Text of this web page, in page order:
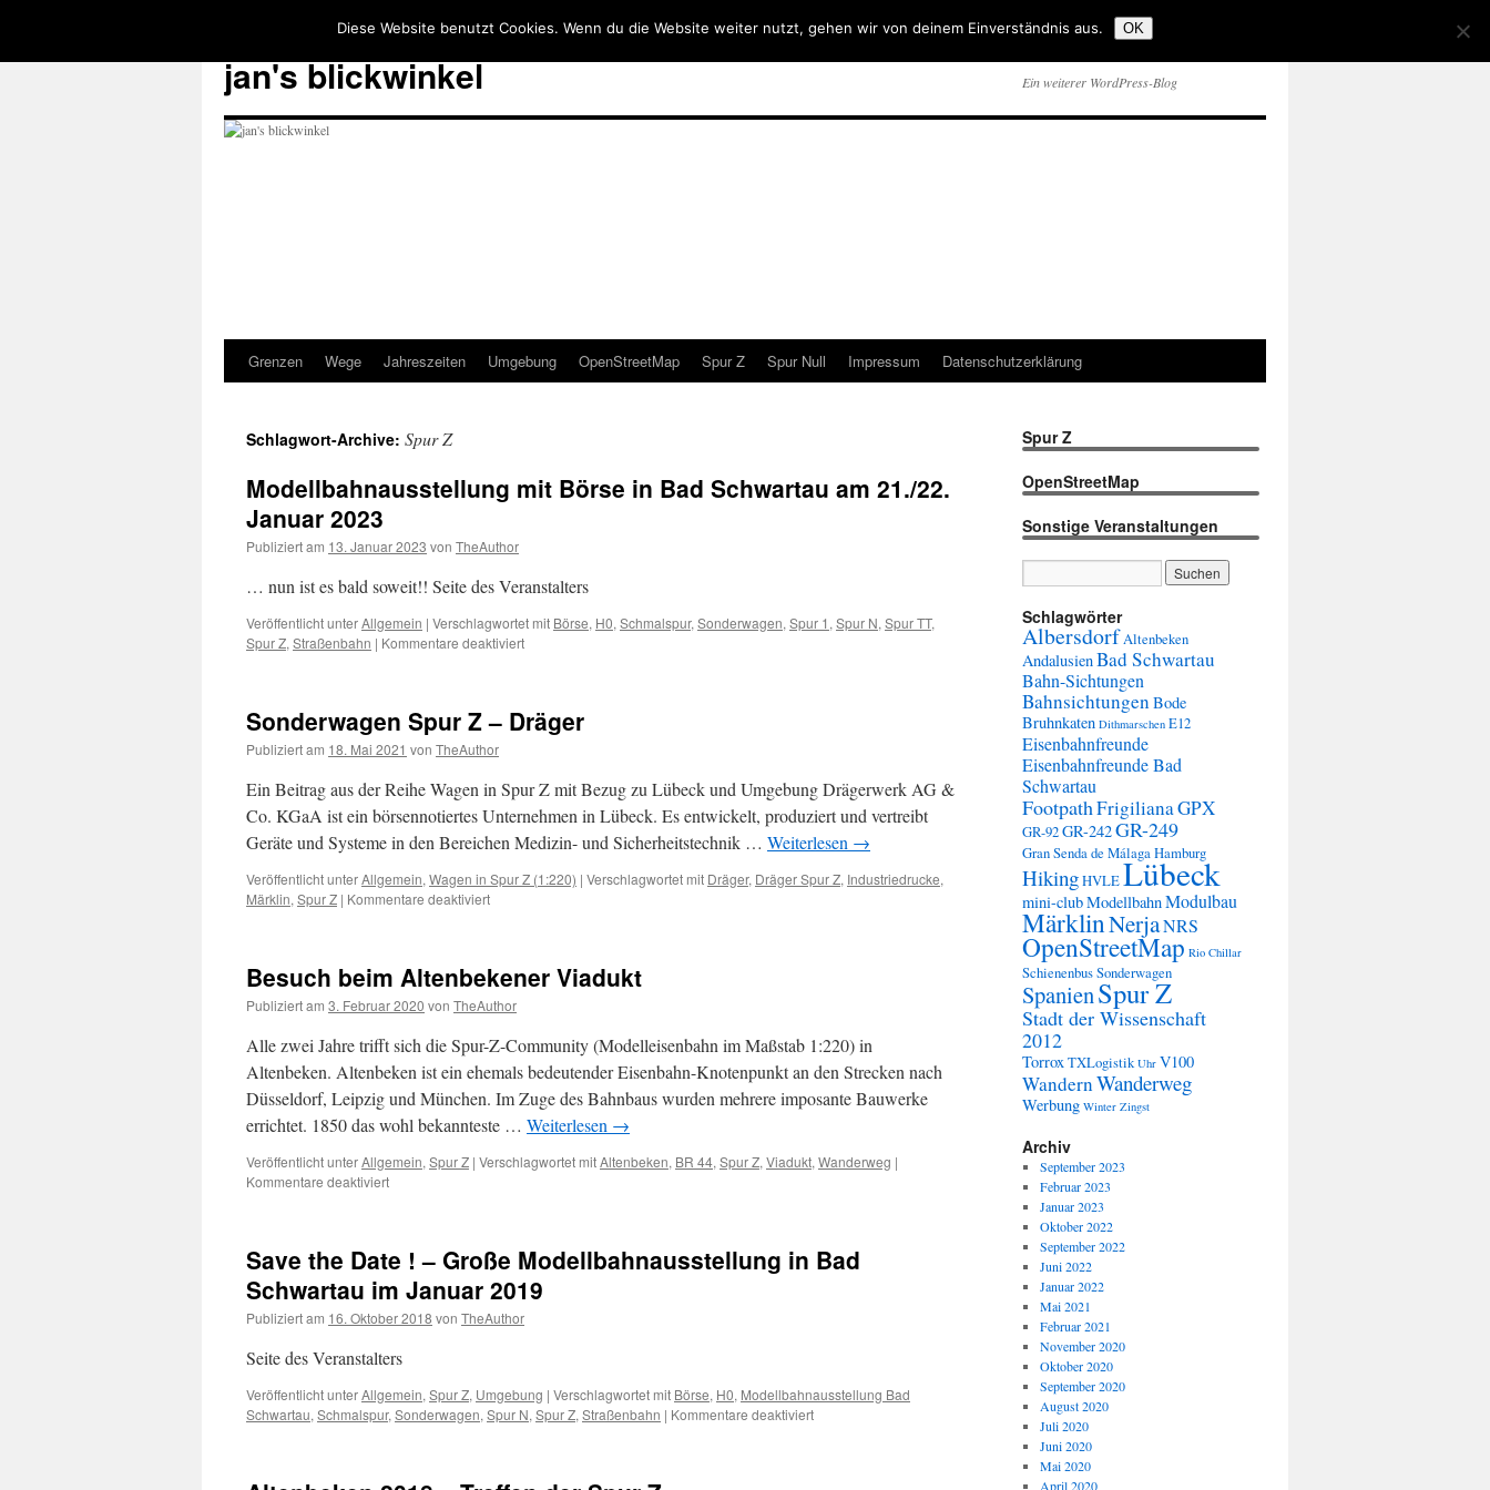
jan's blickwinkel Ein weiterer WordPress-Blog
Zum
springen
Grenzen Wege Jahreszeiten Umgebung OpenStreetMap Spur Z Spur Null Impressum Datenschutzerklärung
Schlagwort-Archive: Spur Z
Modellbahnausstellung mit Börse in Bad Schwartau am 21./22.
Januar 2023
Publiziert am 13. Januar 2023 von TheAuthor
… nun ist es bald soweit!! Seite des Veranstalters
Veröffentlicht unterAllgemein | Verschlagwortet mit Börse, H0, Schmalspur, Sonderwagen, Spur 1 , Spur N, Spur TT,
Spur Z, Straßenbahn | Kommentare deaktiviertfür
in
am
21./22.
Januar
2023
Sonderwagen Spur Z – Dräger
Publiziert am 18. Mai 2021 von TheAuthor
Ein Beitrag aus der Reihe Wagen in Spur Z mit Bezug zu Lübeck und Umgebung Drägerwerk AG &
Co. KGaA ist ein börsennotiertes Unternehmen in Lübeck. Es entwickelt, produziert und vertreibt
Geräte und Systeme in den Bereichen Medizin- und Sicherheitstechnik … Weiterlesen →
Veröffentlicht unterAllgemein, Wagen in Spur Z (1:220) | Verschlagwortet mit Dräger, Dräger Spur Z, Industriedrucke,
Märklin, Spur Z | Kommentare deaktiviertfür
–
Dräger
Besuch beim Altenbekener Viadukt
Publiziert am 3. Februar 2020 von TheAuthor
Alle zwei Jahre trifft sich die Spur-Z-Community (Modelleisenbahn im Maßstab 1:220) in
Altenbeken. Altenbeken ist ein ehemals bedeutender Eisenbahn-Knotenpunkt an den Strecken nach
Düsseldorf, Leipzig und München. Im Zuge des Bahnbaus wurden mehrere imposante Bauwerke
errichtet. 1850 das wohl bekannteste … Weiterlesen →
Veröffentlicht unterAllgemein, Spur Z | Verschlagwortet mitAltenbeken, BR 44, Spur Z, Viadukt, Wanderweg |
Kommentare deaktiviertfür
Viadukt
Save the Date ! – Große Modellbahnausstellung in Bad
Schwartau im Januar 2019
Publiziert am 16. Oktober 2018 von TheAuthor
Seite des Veranstalters
Veröffentlicht unterAllgemein, Spur Z, Umgebung | Verschlagwortet mit Börse, H0, Modellbahnausstellung Bad
Schwartau, Schmalspur, Sonderwagen, Spur N, Spur Z, Straßenbahn | Kommentare deaktiviertfür
Spur Z
OpenStreetMap
Sonstige Veranstaltungen
Schlagwörter
AlbersdorfAltenbeken
AndalusienBad Schwartau
Bahn-Sichtungen
BahnsichtungenBode
Bruhnkaten Dithmarschen E12
Eisenbahnfreunde
Eisenbahnfreunde Bad
Schwartau
FootpathFrigilianaGPX
GR-92GR-242GR-249
Gran Senda de MálagaHamburg
HikingHVLELübeck
mini-clubModellbahnModulbau
MärklinNerjaNRS
OpenStreetMap Rio Chillar
SchienenbusSonderwagen
SpanienSpur Z
Stadt der Wissenschaft
2012
TorroxTXLogistik Uhr V100
WandernWanderweg
Werbung Winter Zingst
Archiv
September 2023
Februar 2023
Januar 2023
Oktober 2022
September 2022
Juni 2022
Januar 2022
Mai 2021
Februar 2021
November 2020
Oktober 2020
September 2020
August 2020
Juli 2020
Juni 2020
Mai 2020
April 2020
Diese Website benutzt Cookies. Wenn du die Website weiter nutzt, gehen wir von deinem Einverständnis aus. OK